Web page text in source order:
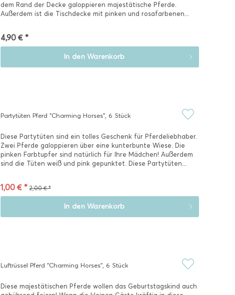
dem Rand der Decke galoppieren majestätische Pferde.
Außerdem ist die Tischdecke mit pinken und rosafarbenen...
4,90 € *
In den Warenkorb
Partytüten Pferd "Charming Horses", 6 Stück
Diese Partytüten sind ein tolles Geschenk für Pferdeliebhaber.
Zwei Pferde galoppieren über eine kunterbunte Wiese. Die
pinken Farbtupfer sind natürlich für Ihre Mädchen! Außerdem
sind die Tüten weiß und pink gepunktet. Diese Partytüten...
1,00 € * 2,00 € *
In den Warenkorb
Luftrüssel Pferd "Charming Horses", 6 Stück
Diese majestätischen Pferde wollen das Geburtstagskind auch